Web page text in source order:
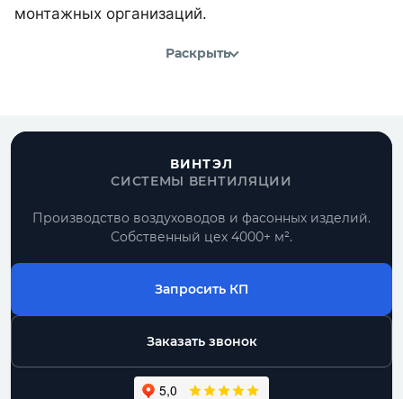
монтажных организаций.
Раскрыть
ВИНТЭЛ
СИСТЕМЫ ВЕНТИЛЯЦИИ
Производство воздуховодов и фасонных изделий.
Собственный цех 4000+ м².
Запросить КП
Заказать звонок